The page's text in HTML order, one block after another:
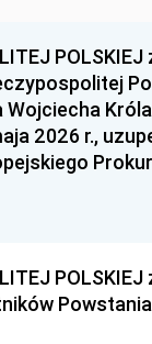
2026 r.,